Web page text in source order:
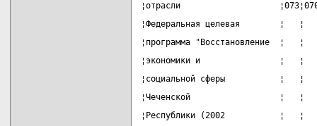
¦отрасли
¦Федеральная целевая
¦программа
¦экономики и                ¦
¦социальной сферы
¦Чеченской                  ¦
¦Республики (2002           ¦